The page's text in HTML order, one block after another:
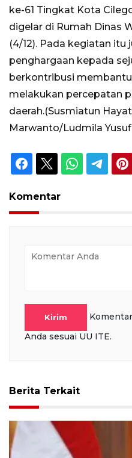
ke-61 Tingkat Kota
digelar di Rumah Dinas
(4/12). Pada kegiatan itu
penghargaan kepada
berkontribusi
melakukan percepatan
daerah.(Susmiatun
Marwanto/Ludmila
Komentar
Kirim
Anda sesuai UU ITE.
Berita Terkait